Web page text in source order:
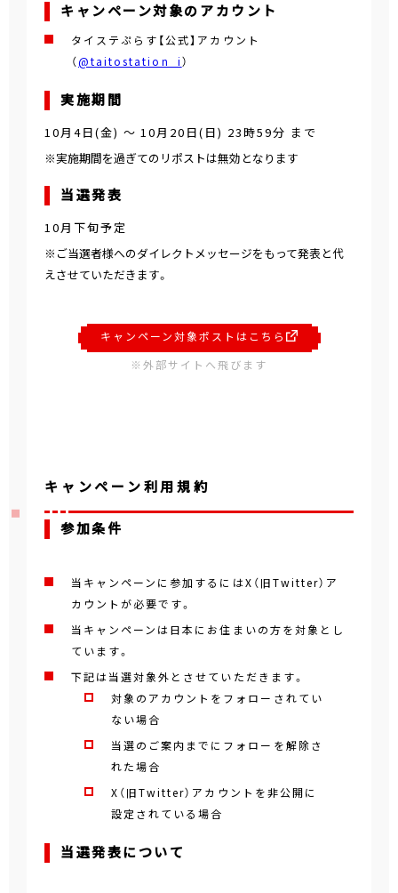
キャンペーン対象のアカウント
タイステぷらす【公式】アカウント
（@taitostation_i）
実施期間
10月4日(金) ～10月20日(日) 23時59分 まで
※実施期間を過ぎてのリポストは無効となります
当選発表
10月下旬予定
※ご当選者様へのダイレクトメッセージをもって発表と代
えさせていただきます。
キャンペーン対象ポストはこちら
※外部サイトへ飛びます
キャンペーン利用規約
参加条件
当キャンペーンに参加するにはX（旧Twitter）ア
カウントが必要です。
当キャンペーンは日本にお住まいの方を対象とし
ています。
下記は当選対象外とさせていただきます。
対象のアカウントをフォローされてい
ない場合
当選のご案内までにフォローを解除さ
れた場合
X（旧Twitter）アカウントを非公開に
設定されている場合
当選発表について